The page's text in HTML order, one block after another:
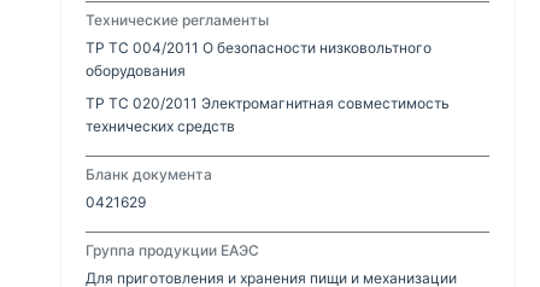
Технические регламенты
ТР ТС 004/2011 О безопасности низковольтного
оборудования
ТР ТС 020/2011 Электромагнитная совместимость
технических средств
Бланк документа
0421629
Группа продукции ЕАЭС
Для приготовления и хранения пищи и механизации